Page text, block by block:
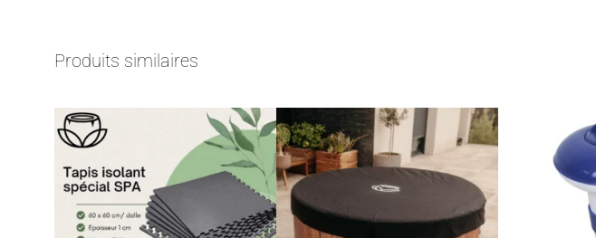
Produits similaires